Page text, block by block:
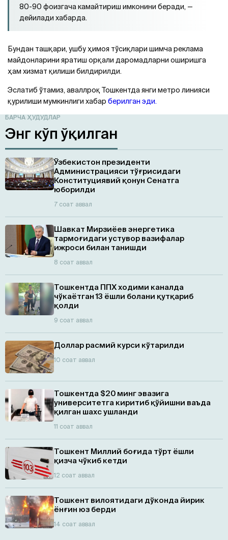
80-90 фоизгача камайтириш имконини беради, —
дейилади хабарда.
Бундан ташқари, ушбу ҳимоя тўсиқлари шимча реклама
майдонларини яратиш орқали даромадларни оширишга
ҳам хизмат қилиши билдирилди.
Эслатиб ўтамиз, аваллроқ Тошкентда янги метро линияси
қурилиши мумкинлиги хабар берилган эди.
БАРЧА ҲУДУДЛАР
Энг кўп ўқилган
Ўзбекистон президенти
Администрацияси тўғрисидаги
Конституциявий қонун Сенатга
юборилди
7 соат аввал
Шавкат Мирзиёев энергетика
тармоғидаги устувор вазифалар
ижроси билан танишди
8 соат аввал
Тошкентда ППХ ходими каналда
чўкаётган 13 ёшли болани қутқариб
қолди
9 соат аввал
Доллар расмий курси кўтарилди
10 соат аввал
Тошкентда $20 минг эвазига
университетга киритиб қўйишни ваъда
қилган шахс ушланди
11 соат аввал
Тошкент Миллий боғида тўрт ёшли
қизча чўкиб кетди
12 соат аввал
Тошкент вилоятидаги дўконда йирик
ёнғин юз берди
14 соат аввал